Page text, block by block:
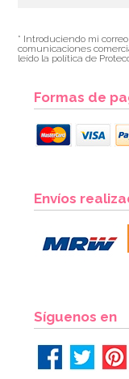
* Introduciendo mi
comunicaciones
leído la política de
Formas de
Envíos
Síguenos en